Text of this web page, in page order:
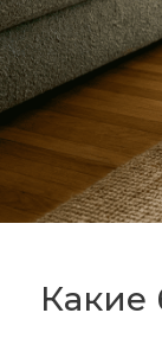
Какие